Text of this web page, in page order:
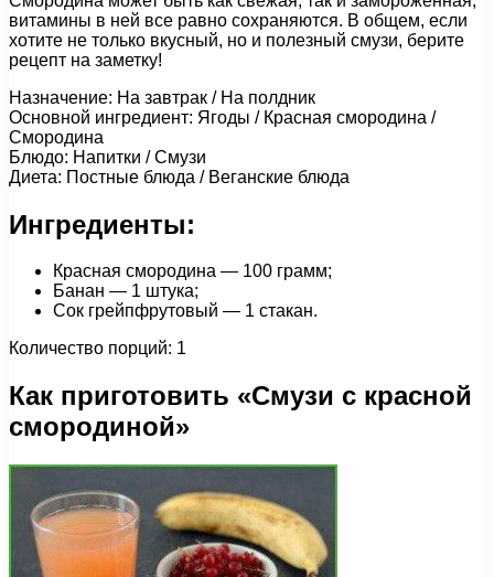
витамины в ней все равно сохраняются. В общем, если
хотите не только вкусный, но и полезный смузи, берите
рецепт на заметку!
Назначение: На завтрак / На полдник
Основной ингредиент: Ягоды / Красная смородина /
Cмородина
Блюдо: Напитки / Смузи
Диета: Постные блюда / Веганские блюда
Ингредиенты:
Красная смородина — 100 грамм;
Банан — 1 штука;
Сок грейпфрутовый — 1 стакан.
Количество порций: 1
Как приготовить «Смузи с красной
смородиной»